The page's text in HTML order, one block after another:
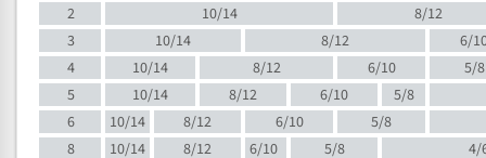
2
10/14
8/12
3
10/14 8/12
6/
4
10/14 8/12 6/10
5/8
5
10/14 8/12 6/10
5/8
6
10/14 8/12 6/10
5/8
8
10/14 8/12 6/10 5/8
4/